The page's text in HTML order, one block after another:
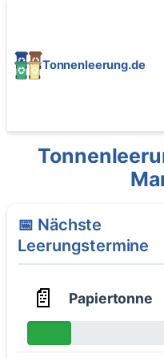
Tonnenleerung.de
📅 Nächste
Leerungstermine
📄 Papiertonne